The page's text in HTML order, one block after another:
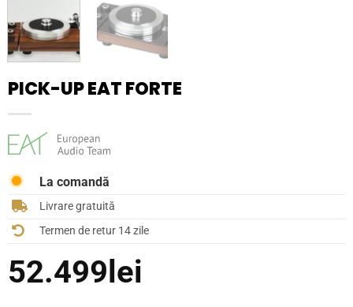
PICK-UP EAT FORTE
La comandă
Livrare gratuită
Termen de retur 14 zile
52.499lei